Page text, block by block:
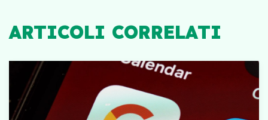
ARTICOLI CORRELATI